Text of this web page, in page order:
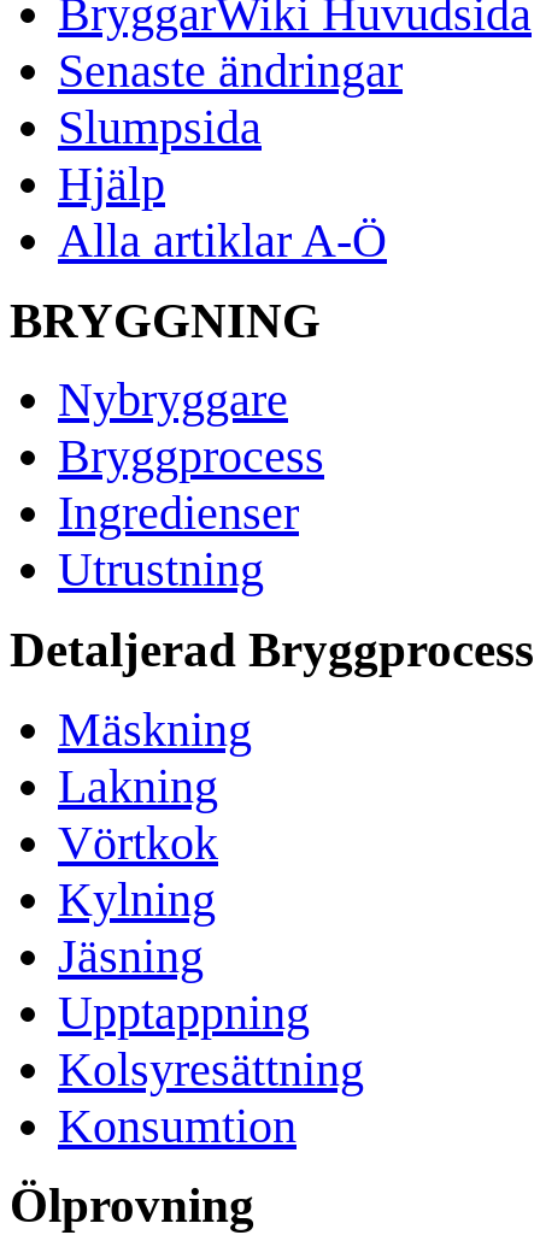
BryggarWiki Huvudsida
Senaste ändringar
Slumpsida
Hjälp
Alla artiklar A-Ö
BRYGGNING
Nybryggare
Bryggprocess
Ingredienser
Utrustning
Detaljerad Bryggprocess
Mäskning
Lakning
Vörtkok
Kylning
Jäsning
Upptappning
Kolsyresättning
Konsumtion
Ölprovning